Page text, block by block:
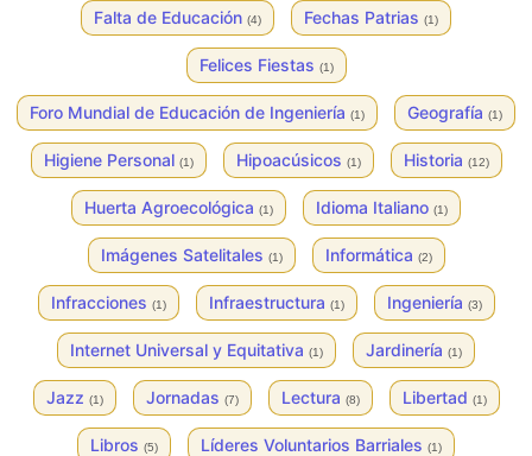
Falta de Educación (4) Fechas Patrias (1)
Felices Fiestas (1)
Foro Mundial de Educación de Ingeniería (1) Geografía (1)
Higiene Personal (1) Hipoacúsicos (1) Historia (12)
Huerta Agroecológica (1) Idioma Italiano (1)
Imágenes Satelitales (1) Informática (2)
Infracciones (1) Infraestructura (1) Ingeniería (3)
Internet Universal y Equitativa (1) Jardinería (1)
Jazz (1) Jornadas (7) Lectura (8) Libertad (1)
Libros (5) Líderes Voluntarios Barriales (1)